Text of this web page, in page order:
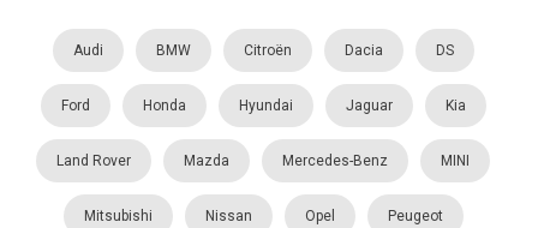
Audi BMW Citroën Dacia DS
Ford Honda Hyundai Jaguar Kia
Land Rover Mazda Mercedes-Benz MINI
Mitsubishi Nissan Opel Peugeot